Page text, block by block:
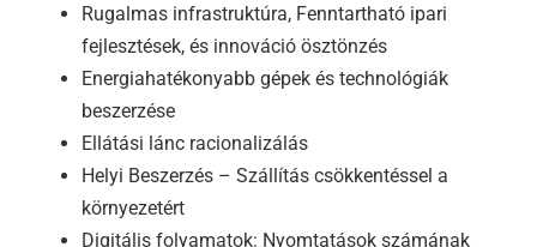
Rugalmas infrastruktúra, Fenntartható ipari
fejlesztések, és innováció ösztönzés
Energiahatékonyabb gépek és technológiák
beszerzése
Ellátási lánc racionalizálás
Helyi Beszerzés – Szállítás csökkentéssel a
környezetért
Digitális folyamatok: Nyomtatások számának